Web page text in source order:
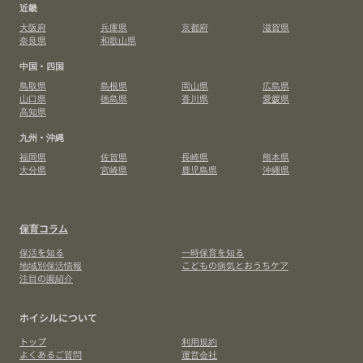
近畿
大阪府
兵庫県 京都府
滋賀県
奈良県
和歌山県
中国・四国
鳥取県
島根県 岡山県
広島県
山口県
徳島県 香川県
愛媛県
高知県
九州・沖縄
福岡県
佐賀県 長崎県
熊本県
大分県
宮崎県 鹿児島県 沖縄県
保育コラム
保活を知る
一時保育を知る
地域別保活情報
こどもの病気とおうちケア
注目の園紹介
ホイシルについて
トップ
利用規約
よくあるご質問
運営会社